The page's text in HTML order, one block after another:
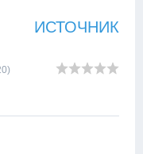
ИСТОЧНИК